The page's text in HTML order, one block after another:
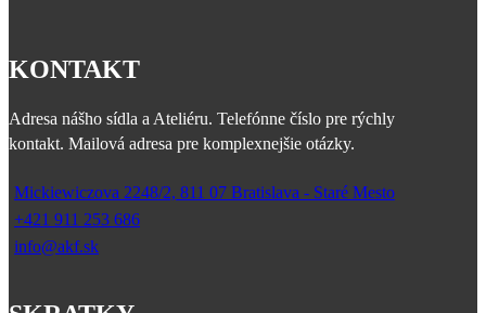
KONTAKT
Adresa nášho sídla a Ateliéru. Telefónne číslo pre rýchly
kontakt. Mailová adresa pre komplexnejšie otázky.
Mickiewiczova 2248/2, 811 07 Bratislava - Staré Mesto
+421 911 253 686
info@akf.sk